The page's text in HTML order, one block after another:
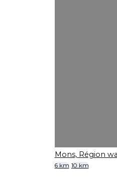
Mons, Région
6 km 10 km